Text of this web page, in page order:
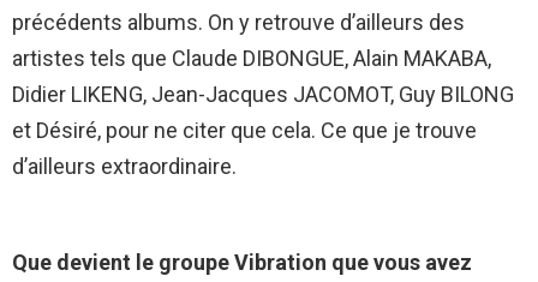
précédents albums. On y retrouve d’ailleurs des
artistes tels que Claude DIBONGUE, Alain MAKABA,
Didier LIKENG, Jean-Jacques JACOMOT, Guy BILONG
et Désiré, pour ne citer que cela. Ce que je trouve
d’ailleurs extraordinaire.
Que devient le groupe Vibration que vous avez